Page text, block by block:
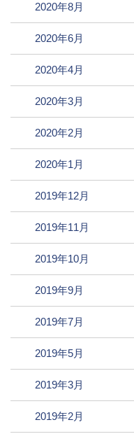
2020年8月
2020年6月
2020年4月
2020年3月
2020年2月
2020年1月
2019年12月
2019年11月
2019年10月
2019年9月
2019年7月
2019年5月
2019年3月
2019年2月